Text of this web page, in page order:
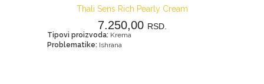
Thali Sens Rich Pearly Cream
7.250,00 RSD.
Tipovi proizvoda: Krema
Problematike: Ishrana